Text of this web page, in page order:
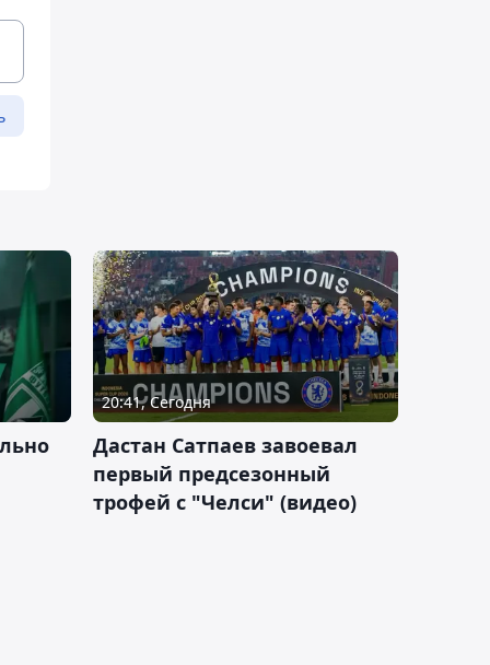
20:41, Сегодня
Дастан Сатпаев завоевал
первый предсезонный
трофей с "Челси" (видео)